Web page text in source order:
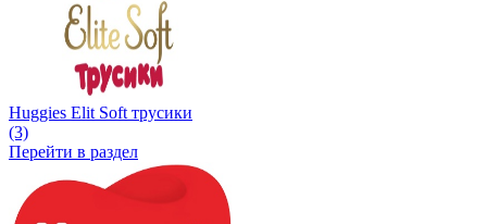
Huggies Elit Soft трусики
(3)
Перейти в раздел